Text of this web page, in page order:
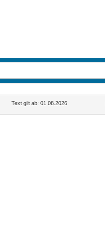
Text gilt ab: 01.08.2026